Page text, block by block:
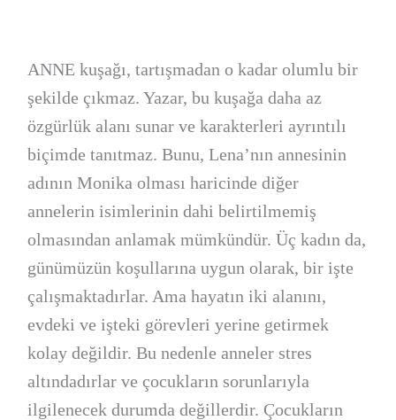
ANNE kuşağı, tartışmadan o kadar olumlu bir
şekilde çıkmaz. Yazar, bu kuşağa daha az
özgürlük alanı sunar ve karakterleri ayrıntılı
biçimde tanıtmaz. Bunu, Lena’nın annesinin
adının Monika olması haricinde diğer
annelerin isimlerinin dahi belirtilmemiş
olmasından anlamak mümkündür. Üç kadın da,
günümüzün koşullarına uygun olarak, bir işte
çalışmaktadırlar. Ama hayatın iki alanını,
evdeki ve işteki görevleri yerine getirmek
kolay değildir. Bu nedenle anneler stres
altındadırlar ve çocukların sorunlarıyla
ilgilenecek durumda değillerdir. Çocukların